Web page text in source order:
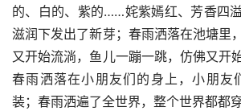
的、白的、紫的……姹紫嫣红、芳香四
滋润下发出了新芽；春雨洒落在池塘里
又开始流淌，鱼儿一蹦一跳，仿佛又开
春雨洒落在小朋友们的身上，小朋友
装；春雨洒遍了全世界，整个世界都都